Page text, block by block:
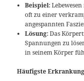
Beispiel:
oft zu einer
angespannten
Lösung: Das
Spannungen zu
in seinem Körper
Häufigste